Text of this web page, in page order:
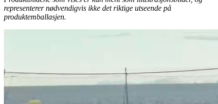
representerer nødvendigvis ikke det riktige utseende på
produktemballasjen.